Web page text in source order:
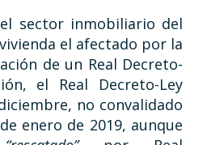
sector inmobiliario del
el afectado por la
de un Real Decreto-
el Real Decreto-Ley
no convalidado
enero de 2019, aunque